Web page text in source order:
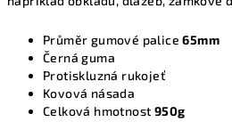
Průměr gumové palice65mm
Černá guma
Protiskluzná rukojeť
Kovová násada
Celková hmotnost 950g